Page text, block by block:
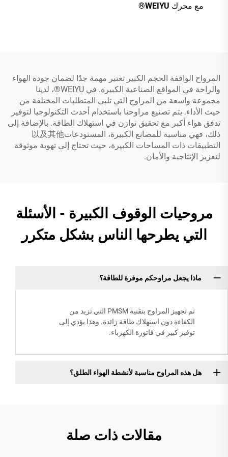
مع محرك WEIYU®
المرواح الواقفة الحجم الكبير تعتبر مهمة جدًا لضمان جودة الهواء
والراحة في المواقع الصناعية الكبيرة. في WEIYU®، لدينا
مجموعة واسعة من المراوح التي تلبي المتطلبات المختلفة من
حيث الأداء. يتم تصنيع مراوحنا باستخدام أحدث التكنولوجيا لتوفير
تدفق هواء أكبر مع تحقيق توازن في استهلاك الطاقة. بالإضافة إلى
ذلك، فهي مناسبة للمصانع الكبيرة، المستودعات以及其他
التطبيقات ذات المساحات الكبيرة، حيث تحتاج إلى تهوية موثوقة
لتعزيز الإنتاجية والأمان.
مروحيات الوقوف الكبيرة - الأسئلة
التي يطرحها الناس بشكل متكرر
ماذا يجعل مراوحكم موفرة للطاقة؟
تم تجهيز المراوح بتقنية PMSM التي تزيد من
الكفاءة دون استهلاك طاقة زائدة. وهذا يؤدي إلى
توفير كبير في فاتورة الكهرباء.
هل هذه المراوح مناسبة لأنشطة الهواء الطلق؟
مقالات ذات صلة